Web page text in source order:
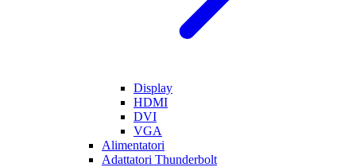
Display
HDMI
DVI
VGA
Alimentatori
Adattatori Thunderbolt